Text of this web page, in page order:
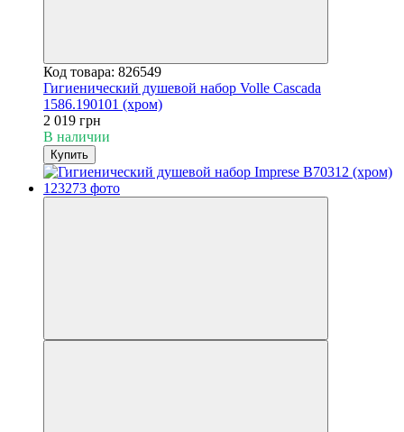
Код товара: 826549
Гигиенический душевой набор Volle Cascada
1586.190101 (хром)
2 019 грн
В наличии
Купить